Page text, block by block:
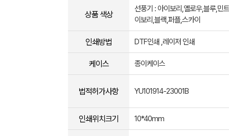
상품 색상
선풍기 : 아이보리,옐로우,블루,민
이보리,블랙,퍼플,스카이
인쇄방법 DTF인쇄 ,레이저 인쇄
케이스 종이케이스
법적허가사항 YU101914-23001B
인쇄위치크기 10*40mm